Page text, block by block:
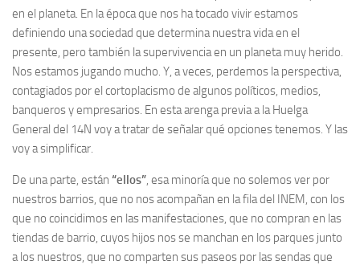
en el planeta. En la época que nos ha tocado vivir estamos
definiendo una sociedad que determina nuestra vida en el
presente, pero también la supervivencia en un planeta muy herido.
Nos estamos jugando mucho. Y, a veces, perdemos la perspectiva,
contagiados por el cortoplacismo de algunos políticos, medios,
banqueros y empresarios. En esta arenga previa a la Huelga
General del 14N voy a tratar de señalar qué opciones tenemos. Y las
voy a simplificar.
De una parte, están “ellos”, esa minoría que no solemos ver por
nuestros barrios, que no nos acompañan en la fila del INEM, con los
que no coincidimos en las manifestaciones, que no compran en las
tiendas de barrio, cuyos hijos nos se manchan en los parques junto
a los nuestros, que no comparten sus paseos por las sendas que